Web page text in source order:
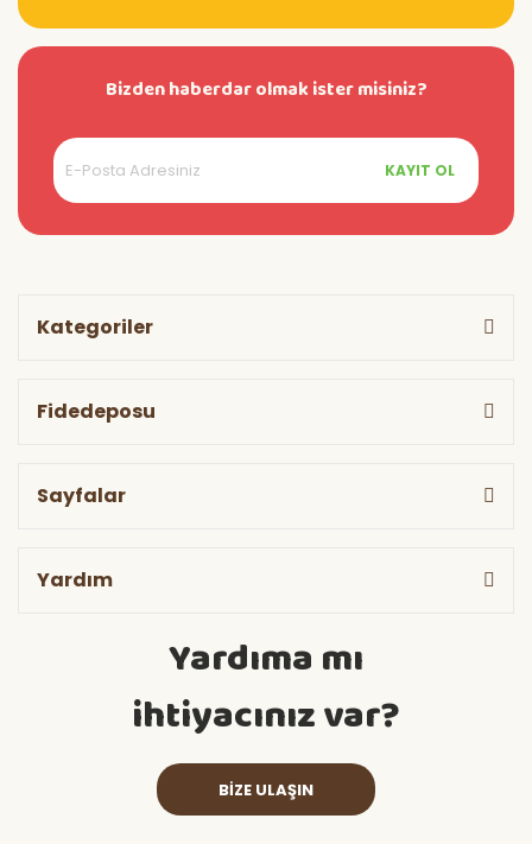
Bizden haberdar olmak ister misiniz?
KAYIT OL
Kategoriler
Fidedeposu
Sayfalar
Yardım
Yardıma mı
ihtiyacınız var?
BİZE ULAŞIN